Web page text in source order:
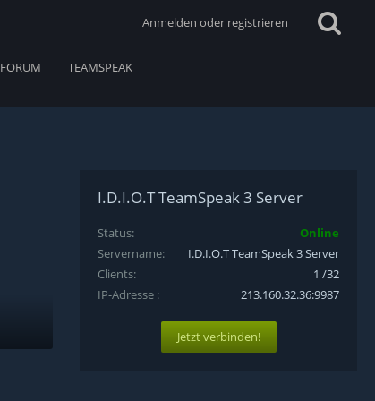
FORUM TEAMSPEAK
Anmelden oder registrieren
I.D.I.O.T TeamSpeak 3 Server
Status
Online
Servername
I.D.I.O.T TeamSpeak 3 Server
Clients
1 /32
IP-Adresse
213.160.32.36:9987
Jetzt verbinden!